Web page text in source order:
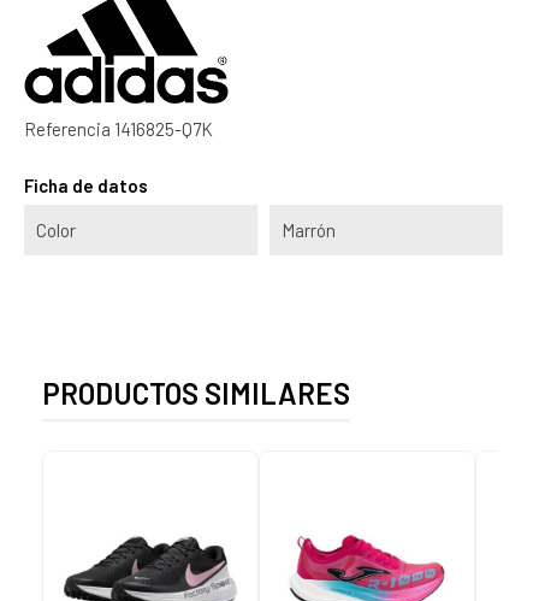
Referencia 1416825-Q7K
Ficha de datos
Color Marrón
PRODUCTOS SIMILARES